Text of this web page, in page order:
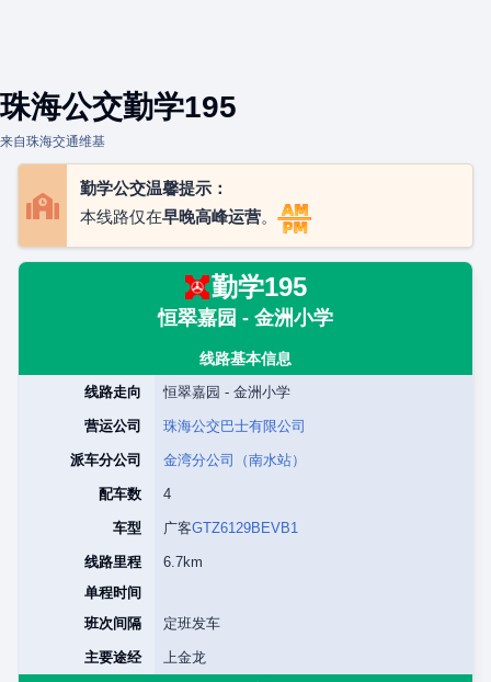
珠海公交勤学195
来自珠海交通维基
勤学公交温馨提示：
本线路仅在早晚高峰运营。
勤学195
恒翠嘉园 - 金洲小学
线路基本信息
线路走向 恒翠嘉园 - 金洲小学
营运公司 珠海公交巴士有限公司
派车分公司 金湾分公司（南水站）
配车数 4
车型 广客GTZ6129BEVB1
线路里程
6.7km
单程时间
班次间隔
定班发车
主要途经 上金龙